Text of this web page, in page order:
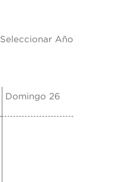
Seleccionar Año
Domingo 26